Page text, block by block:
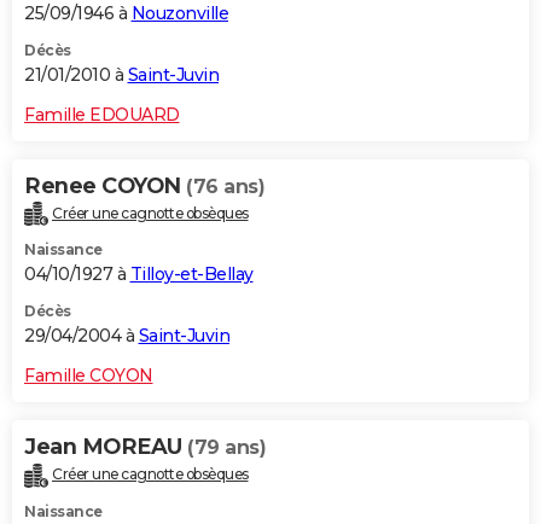
25/09/1946 à Nouzonville
Décès
21/01/2010 à Saint-Juvin
Famille EDOUARD
Renee COYON (76 ans)
Créer une cagnotte obsèques
Naissance
04/10/1927 à Tilloy-et-Bellay
Décès
29/04/2004 à Saint-Juvin
Famille COYON
Jean MOREAU (79 ans)
Créer une cagnotte obsèques
Naissance